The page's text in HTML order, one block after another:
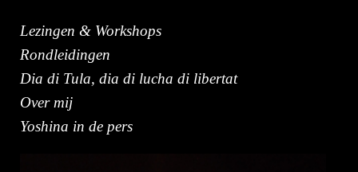
Lezingen & Workshops
Rondleidingen
Dia di Tula, dia di lucha di libertat
Over mij
Yoshina in de pers